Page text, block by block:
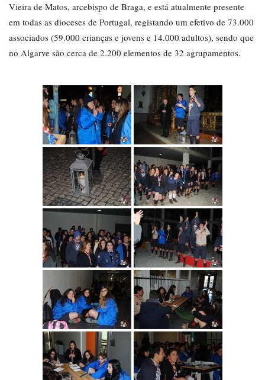
Vieira de Matos, arcebispo de Braga, e está atualmente presente
em todas as dioceses de Portugal, registando um efetivo de 73.000
associados (59.000 crianças e jovens e 14.000 adultos), sendo que
no Algarve são cerca de 2.200 elementos de 32 agrupamentos.